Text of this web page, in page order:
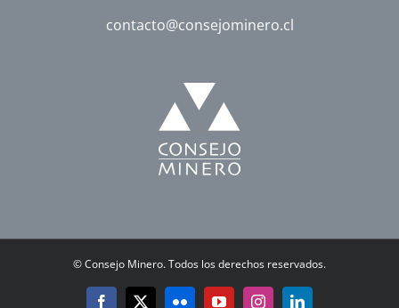
contacto@consejominero.cl
©Consejo Minero. Todos los derechos reservados.